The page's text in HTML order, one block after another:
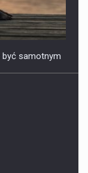
samotnym